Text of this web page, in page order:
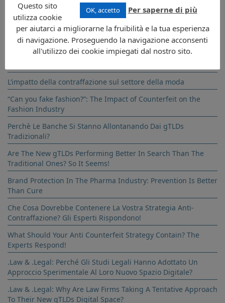
NOVITÀ
“¿Se puede falsificar el estilo?”: Impacto de las falsificaciones
L’impatto della contraffazione sul settore della moda
“Can you fake fashion?”: The Impact of Counterfeit on the
Fashion Industry
Perchè Le Banche Si Stanno Allontanando Dai gTLDs
Tradizionali?
Are The New gTLDs Performing Better In Search Than The
Traditional Ones? So It Seems!
Brand Protection In The Pharma Industry: Prevention Is Better
Than Cure
Che Cosa Dovrebbe Contenere La Vostra Strategia Anti-
Contraffazione? Gli Esperti Rispondono!
What Should Your Anti Counterfeit Strategy Contain? The
Experts Respond!
.Law & .Legal: Perché Gli Studi Legali Hanno Adottato Un
Approccio Sperimentale Al Loro Nuovo Spazio Digitale?
.Law & .Legal: Why Are Law Firms Taking A Tentative Approach
To Their New gTLDs Digital Space?
OK, accetto Per saperne di più
Questo sito
utilizza cookie
per aiutarci a migliorarne la fruibilità e la tua esperienza
di navigazione. Proseguendo la navigazione acconsenti
all'utilizzo dei cookie impiegati dal nostro sito.